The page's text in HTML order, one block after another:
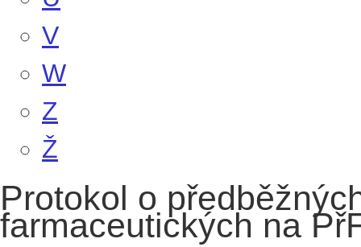
V
W
Z
Ž
Protokol o
farmaceutických na